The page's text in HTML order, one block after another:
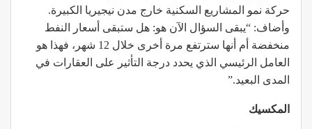
حركة نمو المشاريع السكنية خارج مدن نيجيريا الكبيرة.
وأضاف: “يبقى السؤال الآن هو: هل ستبقى أسعار النفط
منخفضة أم أنها سترتفع مرة أخرى خلال 12 شهر، فهذا هو
العامل الرئيسي الذي يحدد درجة التأثير على العقارات في
المدى البعيد.”
المكسيك